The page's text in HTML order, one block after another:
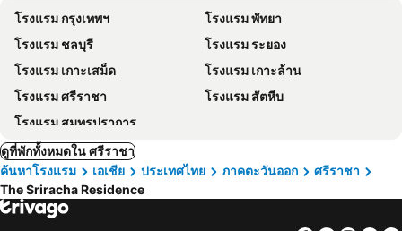
โรงแรม กรุงเทพฯ
โรงแรม พัทยา
โรงแรม ชลบุรี
โรงแรม ระยอง
โรงแรม เกาะเสม็ด
โรงแรม เกาะล้าน
โรงแรม ศรีราชา
โรงแรม สัตหีบ
โรงแรม สมุทรปราการ
ดูที่พักทั้งหมดใน ศรีราชา
ค้นหาโรงแรม
เอเชีย ประเทศไทย ภาคตะวันออก
ศรีราชา
The Sriracha Residence